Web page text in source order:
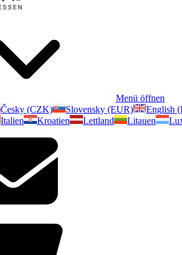
Menü öffnen
Česky (CZK) Slovensky (EUR) English
Italien Kroatien Lettland Litauen